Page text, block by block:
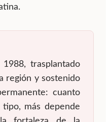
trasplantado
región y sostenido
cuanto
más depende